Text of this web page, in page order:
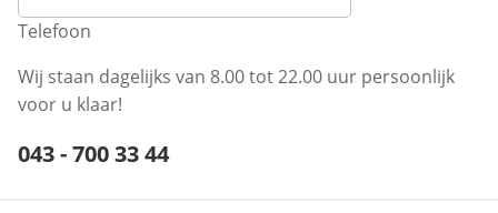
Telefoon
Wij staan dagelijks van 8.00 tot 22.00 uur persoonlijk
voor u klaar!
Telefoonnummer:
043 - 700 33 44